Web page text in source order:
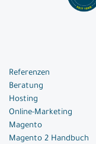
Referenzen
Beratung
Hosting
Online-Marketing
Magento
Magento 2 Handbuch